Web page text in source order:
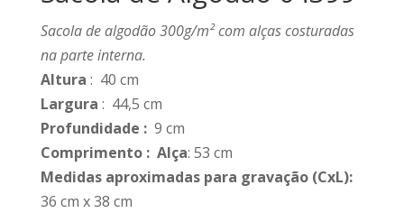
Sacola de algodão 300g/m² com alças costuradas
na parte interna.
Altura : 40 cm
Largura : 44,5 cm
Profundidade :9 cm
Comprimento: Alça: 53 cm
Medidas aproximadas para gravação(CxL):
36 cm x 38 cm